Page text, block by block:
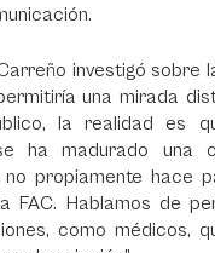
investigó sobre
una mirada
la realidad es
ha madurado una
no propiamente hace
FAC. Hablamos de
como médicos,